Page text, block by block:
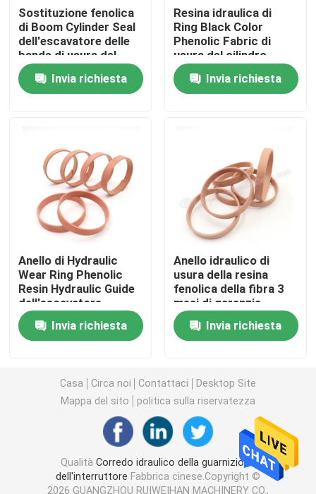
Contattici
Notizie
Corredo idraulico della guarnizione dell'interruttore
Escavatore Seal Kit
corredo della guarnizione del jcb
Corredo della guarnizione di KOMATSU
Guarnizione idraulica
Parapolvere idraulica
Guarnizione idraulica del pistone
Sostituzione fenolica
di Boom Cylinder Seal
dell'escavatore delle
bande di usura del
cilindro idraulico di
WR
Invia richiesta
Resina idraulica di
Ring Black Color
Phenolic Fabric di
usura del cilindro
Invia richiesta
Anello di Hydraulic
Wear Ring Phenolic
Resin Hydraulic Guide
dell'escavatore
Invia richiesta
Anello idraulico di
usura della resina
fenolica della fibra 3
mesi di garanzia
Invia richiesta
Casa Circa noi Contattaci
Desktop Site
Mappa del sito
politica sulla riservatezza
Qualità Corredo idraulico della guarnizione
dell'interruttore Fabbrica cinese.Copyright ©
2026 GUANGZHOU RUIWEIHAN MACHINERY CO.,